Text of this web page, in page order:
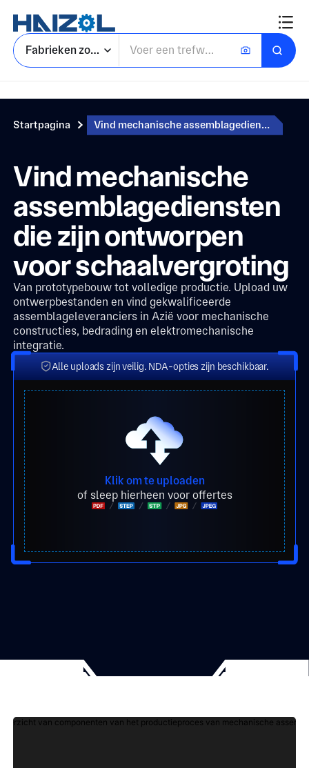
Fabrieken zoeken
Startpagina Vind mechanische assemblagediensten die zijn ontworpen voor schaalvergroting
Vind mechanische
assemblagediensten
die zijn ontworpen
voor schaalvergroting
Van prototypebouw tot volledige productie. Upload uw
ontwerpbestanden en vind gekwalificeerde
assemblageleveranciers in Azië voor mechanische
constructies, bedrading en elektromechanische
integratie.
Alle uploads zijn veilig. NDA-opties zijn beschikbaar.
Klik om te uploaden
of sleep hierheen voor offertes